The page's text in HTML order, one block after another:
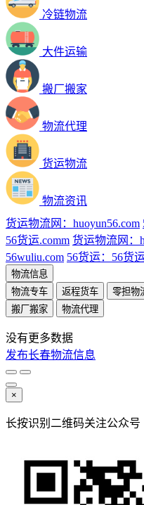
冷链物流
大件运输
搬厂搬家
物流代理
货运物流
物流资讯
货运物流网：huoyun56.com
56货运.comm 货运物流网：
56wuliu.com 56货运：56货
物流信息
物流专车
返程货车 零担物
搬厂搬家
物流代理
没有更多数据
发布长春物流信息
×
长按识别二维码关注公众号